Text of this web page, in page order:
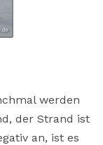
werden
der Strand ist
an, ist es